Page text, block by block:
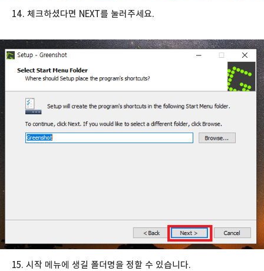
14. 체크하셨다면 NEXT를 눌러주세요.
15. 시작 메뉴에 생길 폴더명을 정할 수 있습니다.